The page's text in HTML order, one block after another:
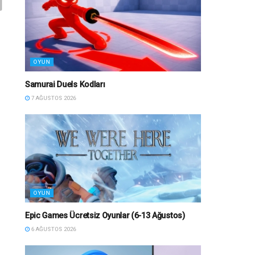
OYUN
Samurai Duels Kodları
7 AĞUSTOS 2026
OYUN
Epic Games Ücretsiz Oyunlar (6-13 Ağustos)
6 AĞUSTOS 2026